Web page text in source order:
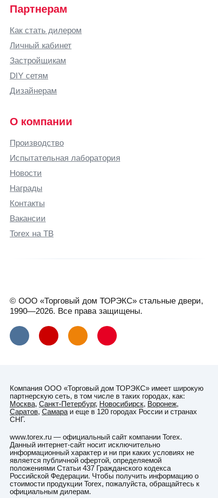
Богородск
Братск
Брянск
Бугуруслан
Буденновск
Бузулук
Бутурлино
В
Валдай
Великие
Луки
Верхняя
Видное
Владивосток
Владикавказ
Владимирская
область
ВНИИССОК
Водный
Партнерам
Как стать дилером
Личный кабинет
Застройщикам
DIY сетям
Дизайнерам
О компании
Производство
Испытательная лаборатория
Новости
Награды
Контакты
Вакансии
Torex на ТВ
© ООО «Торговый дом ТОРЭКС» стальные двери,
1990—2026. Все права защищены.
Компания ООО «Торговый дом ТОРЭКС» имеет широкую
партнерскую сеть, в том числе в таких городах, как:
Москва, Санкт-Петербург, Новосибирск, Воронеж,
Саратов, Самара и еще в 120 городах России и странах
СНГ.
www.torex.ru — официальный сайт компании Torex.
Данный интернет-сайт носит исключительно
информационный характер и ни при каких условиях не
является публичной офертой, определяемой
положениями Статьи 437 Гражданского кодекса
Российской Федерации. Чтобы получить информацию о
стоимости продукции Torex, пожалуйста, обращайтесь к
официальным дилерам.